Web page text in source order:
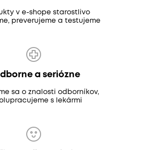
v e-shope starostlivo
preverujeme a testujeme
a seriózne
sa o znalosti odborníkov,
s lekármi